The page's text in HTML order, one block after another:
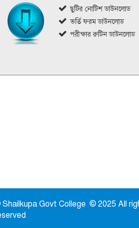
ছুটির নোটিশ ডাউনলোড
ভর্তি ফরম ডাউনলোড
পরীক্ষার রুটিন ডাউনলোড
Govt College © 2025 All